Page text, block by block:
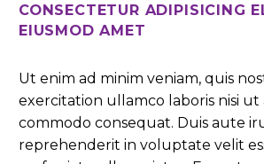
CONSECTETUR ADIPISICING
EIUSMOD AMET
Ut enim ad minim veniam, quis
exercitation ullamco laboris nisi ut
commodo consequat. Duis aute
reprehenderit in voluptate velit